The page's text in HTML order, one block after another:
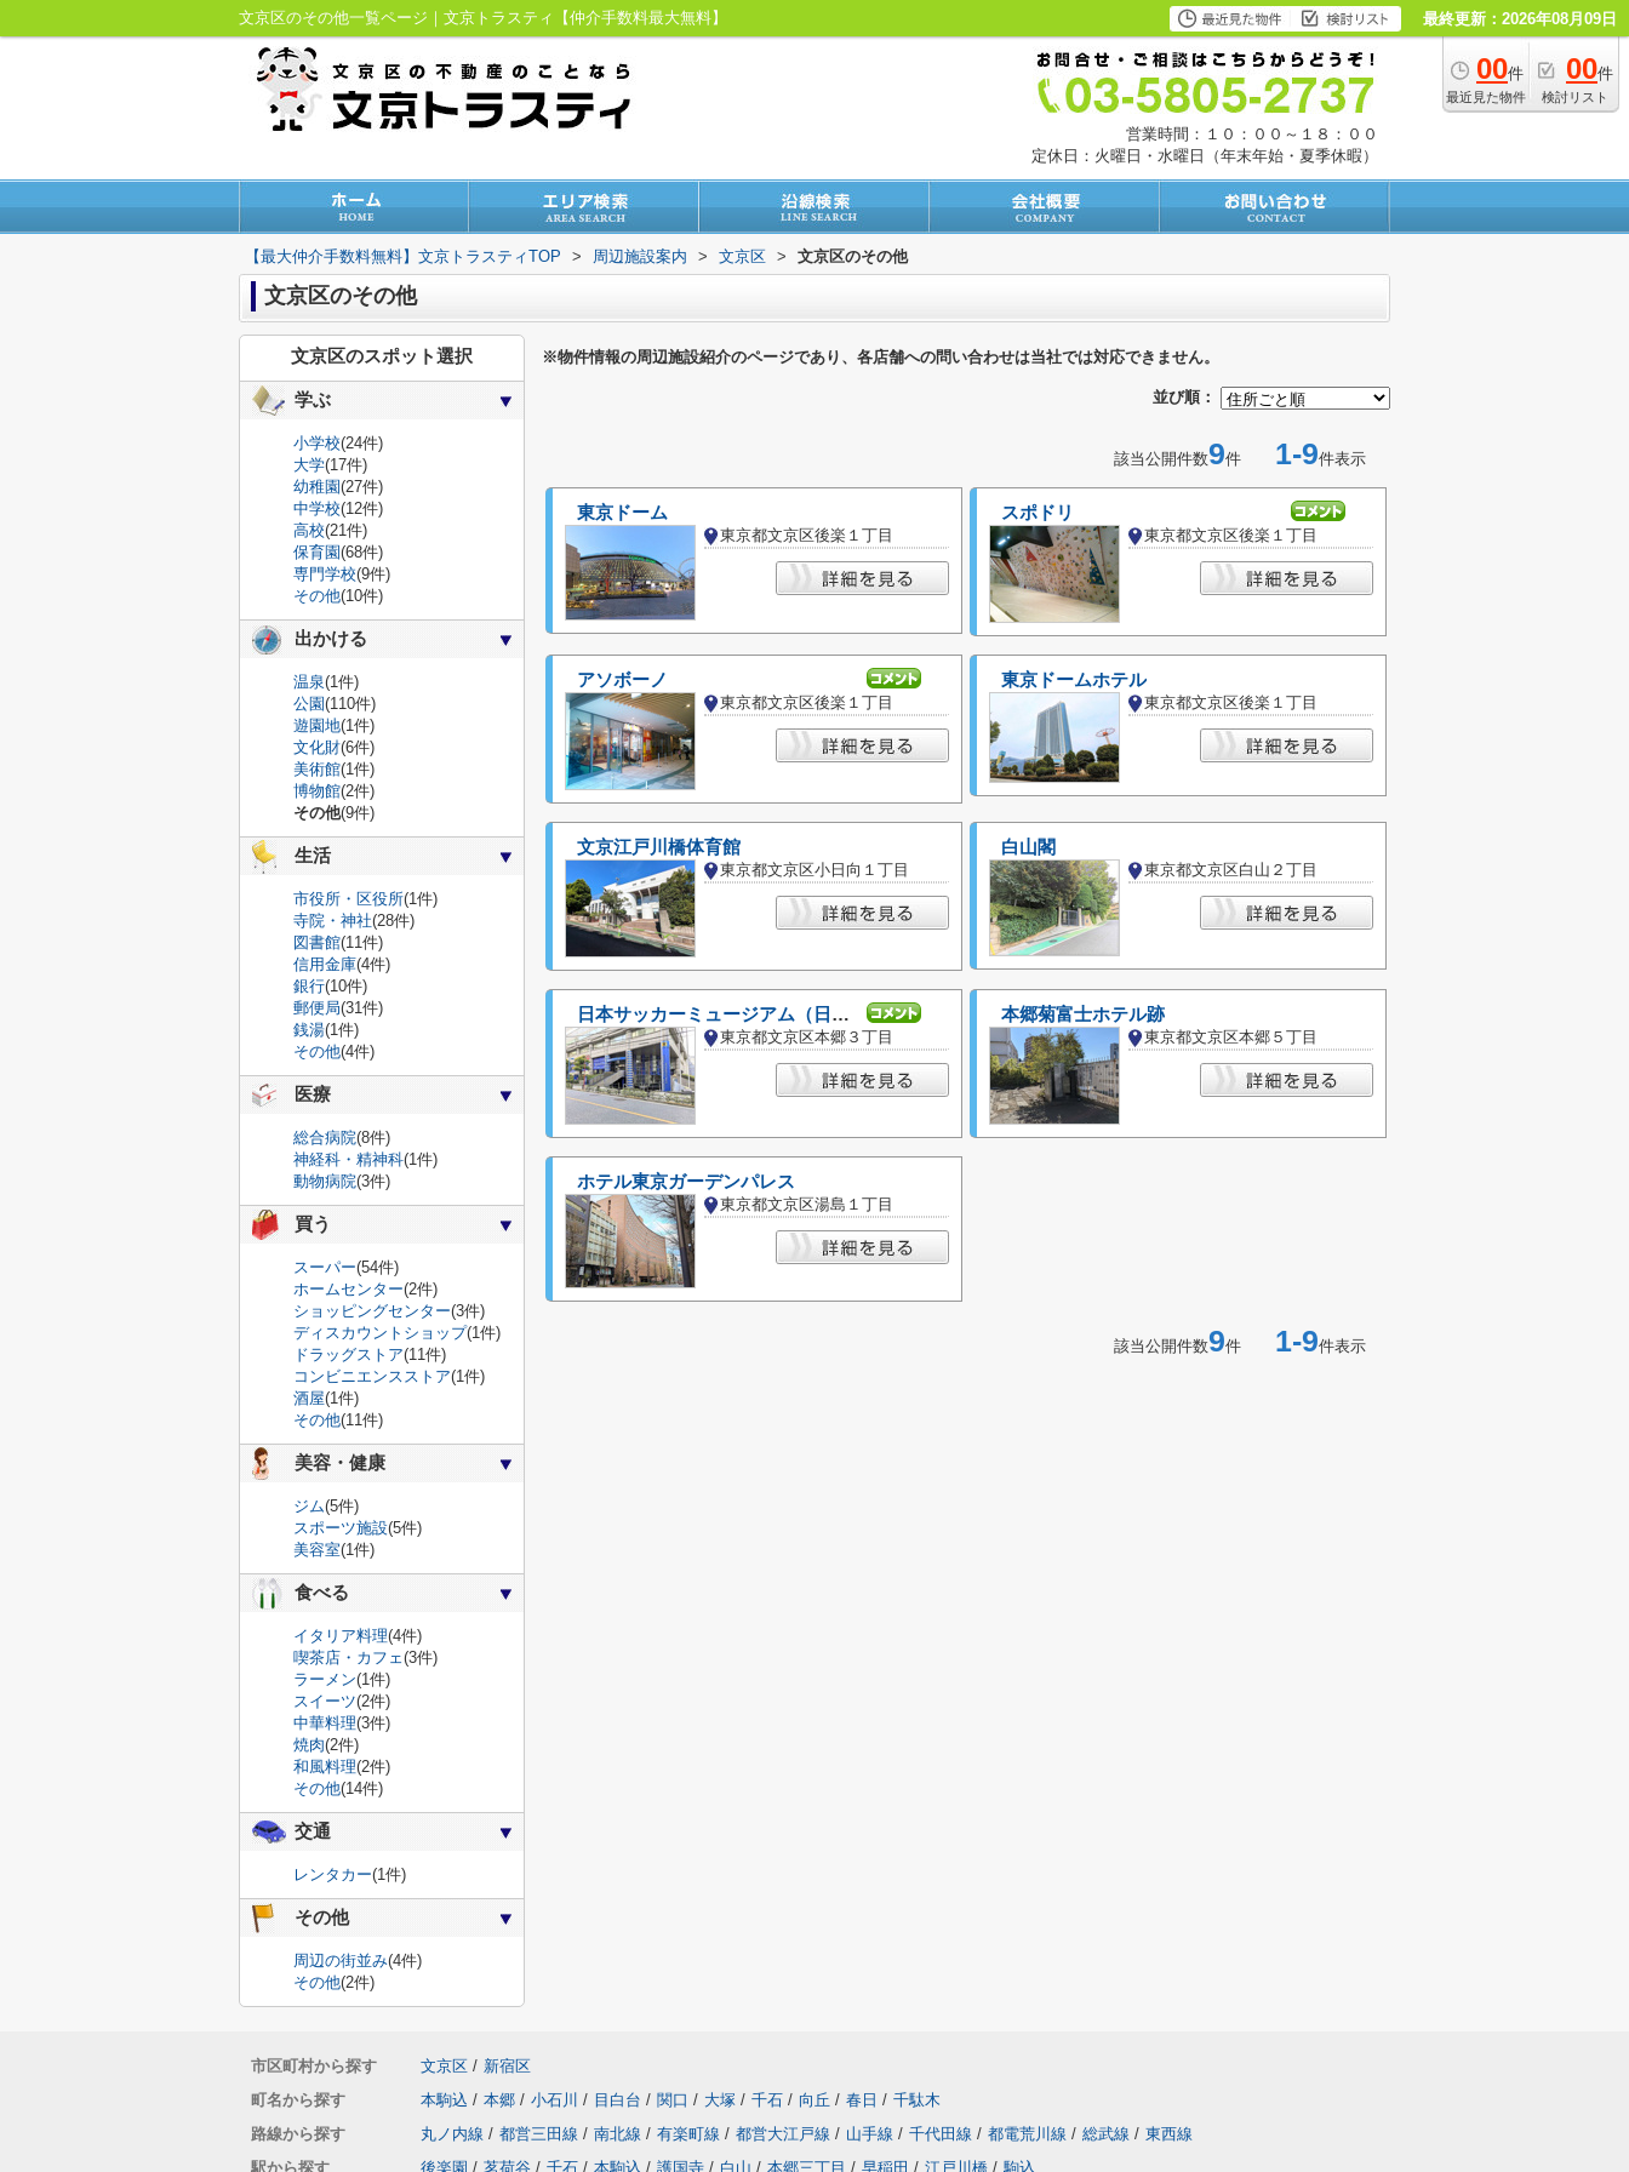
文京区のその他一覧ページ｜文京トラスティ【仲介手数料最大無料】 最終更新：2026年08月09日
00件
最近見た物件
00件
検討リスト
営業時間：１０：００～１８：００
定休日：火曜日・水曜日（年末年始・夏季休暇）
【最大仲介手数料無料】文京トラスティTOP > 周辺施設案内 > 文京区 > 文京区のその他
文京区のその他
※物件情報の周辺施設紹介のページであり、各店舗への問い合わせは当社では対応できません。
並び順：
該当公開件数9件 1-9件表示
東京ドーム
東京都文京区後楽１丁目
スポドリ
東京都文京区後楽１丁目
アソボーノ
東京都文京区後楽１丁目
東京ドームホテル
東京都文京区後楽１丁目
文京江戸川橋体育館
東京都文京区小日向１丁目
白山閣
東京都文京区白山２丁目
日本サッカーミュージアム（日本サッカー協会）
東京都文京区本郷３丁目
本郷菊富士ホテル跡
東京都文京区本郷５丁目
ホテル東京ガーデンパレス
東京都文京区湯島１丁目
該当公開件数9件 1-9件表示
文京区のスポット選択
学ぶ
小学校(24件)
大学(17件)
幼稚園(27件)
中学校(12件)
高校(21件)
保育園(68件)
専門学校(9件)
その他(10件)
出かける
温泉(1件)
公園(110件)
遊園地(1件)
文化財(6件)
美術館(1件)
博物館(2件)
その他(9件)
生活
市役所・区役所(1件)
寺院・神社(28件)
図書館(11件)
信用金庫(4件)
銀行(10件)
郵便局(31件)
銭湯(1件)
その他(4件)
医療
総合病院(8件)
神経科・精神科(1件)
動物病院(3件)
買う
スーパー(54件)
ホームセンター(2件)
ショッピングセンター(3件)
ディスカウントショップ(1件)
ドラッグストア(11件)
コンビニエンスストア(1件)
酒屋(1件)
その他(11件)
美容・健康
ジム(5件)
スポーツ施設(5件)
美容室(1件)
食べる
イタリア料理(4件)
喫茶店・カフェ(3件)
ラーメン(1件)
スイーツ(2件)
中華料理(3件)
焼肉(2件)
和風料理(2件)
その他(14件)
交通
レンタカー(1件)
その他
周辺の街並み(4件)
その他(2件)
市区町村から探す 文京区 / 新宿区
町名から探す
本駒込 / 本郷 / 小石川 / 目白台 / 関口 / 大塚 / 千石 / 向丘 / 春日 / 千駄木
路線から探す
丸ノ内線 / 都営三田線 / 南北線 / 有楽町線 / 都営大江戸線 / 山手線 / 千代田線 / 都電荒川線 / 総武線 / 東西線
駅から探す
後楽園 / 茗荷谷 / 千石 / 本駒込 / 護国寺 / 白山 / 本郷三丁目 / 早稲田 / 江戸川橋 / 駒込